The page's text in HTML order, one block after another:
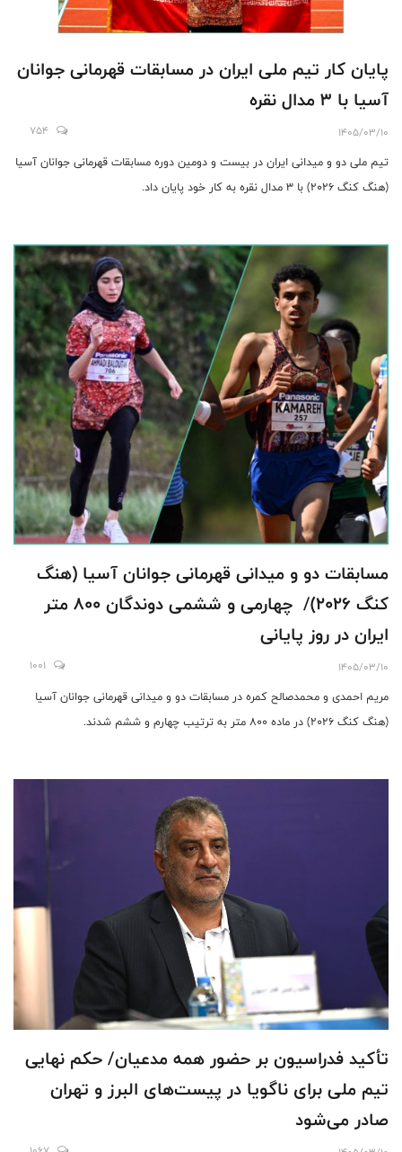
پایان کار تیم ملی ایران در مسابقات قهرمانی جوانان
آسیا با 3 مدال نقره
1405/03/10
754
تیم ملی دو و میدانی ایران در بیست و دومین دوره مسابقات قهرمانی جوانان آسیا
(هنگ کنگ 2026) با 3 مدال نقره به کار خود پایان داد.
مسابقات دو و میدانی قهرمانی جوانان آسیا (هنگ
کنگ 2026)/ چهارمی و ششمی دوندگان 800 متر
ایران در روز پایانی
1405/03/10
1001
مریم احمدی و محمدصالح کمره در مسابقات دو و میدانی قهرمانی جوانان آسیا
(هنگ کنگ 2026) در ماده 800 متر به‌ ترتیب چهارم و ششم شدند.
تأکید فدراسیون بر حضور همه مدعیان/ حکم نهایی
تیم ملی برای ناگویا در پیست‌های البرز و تهران
صادر می‌شود